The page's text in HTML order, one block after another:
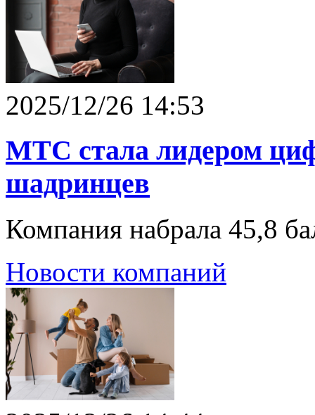
2025/12/26 14:53
МТС стала лидером
шадринцев
Компания набрала 45,8
Новости компаний